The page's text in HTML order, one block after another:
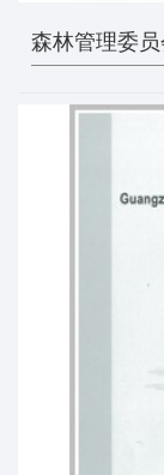
森林管理委员